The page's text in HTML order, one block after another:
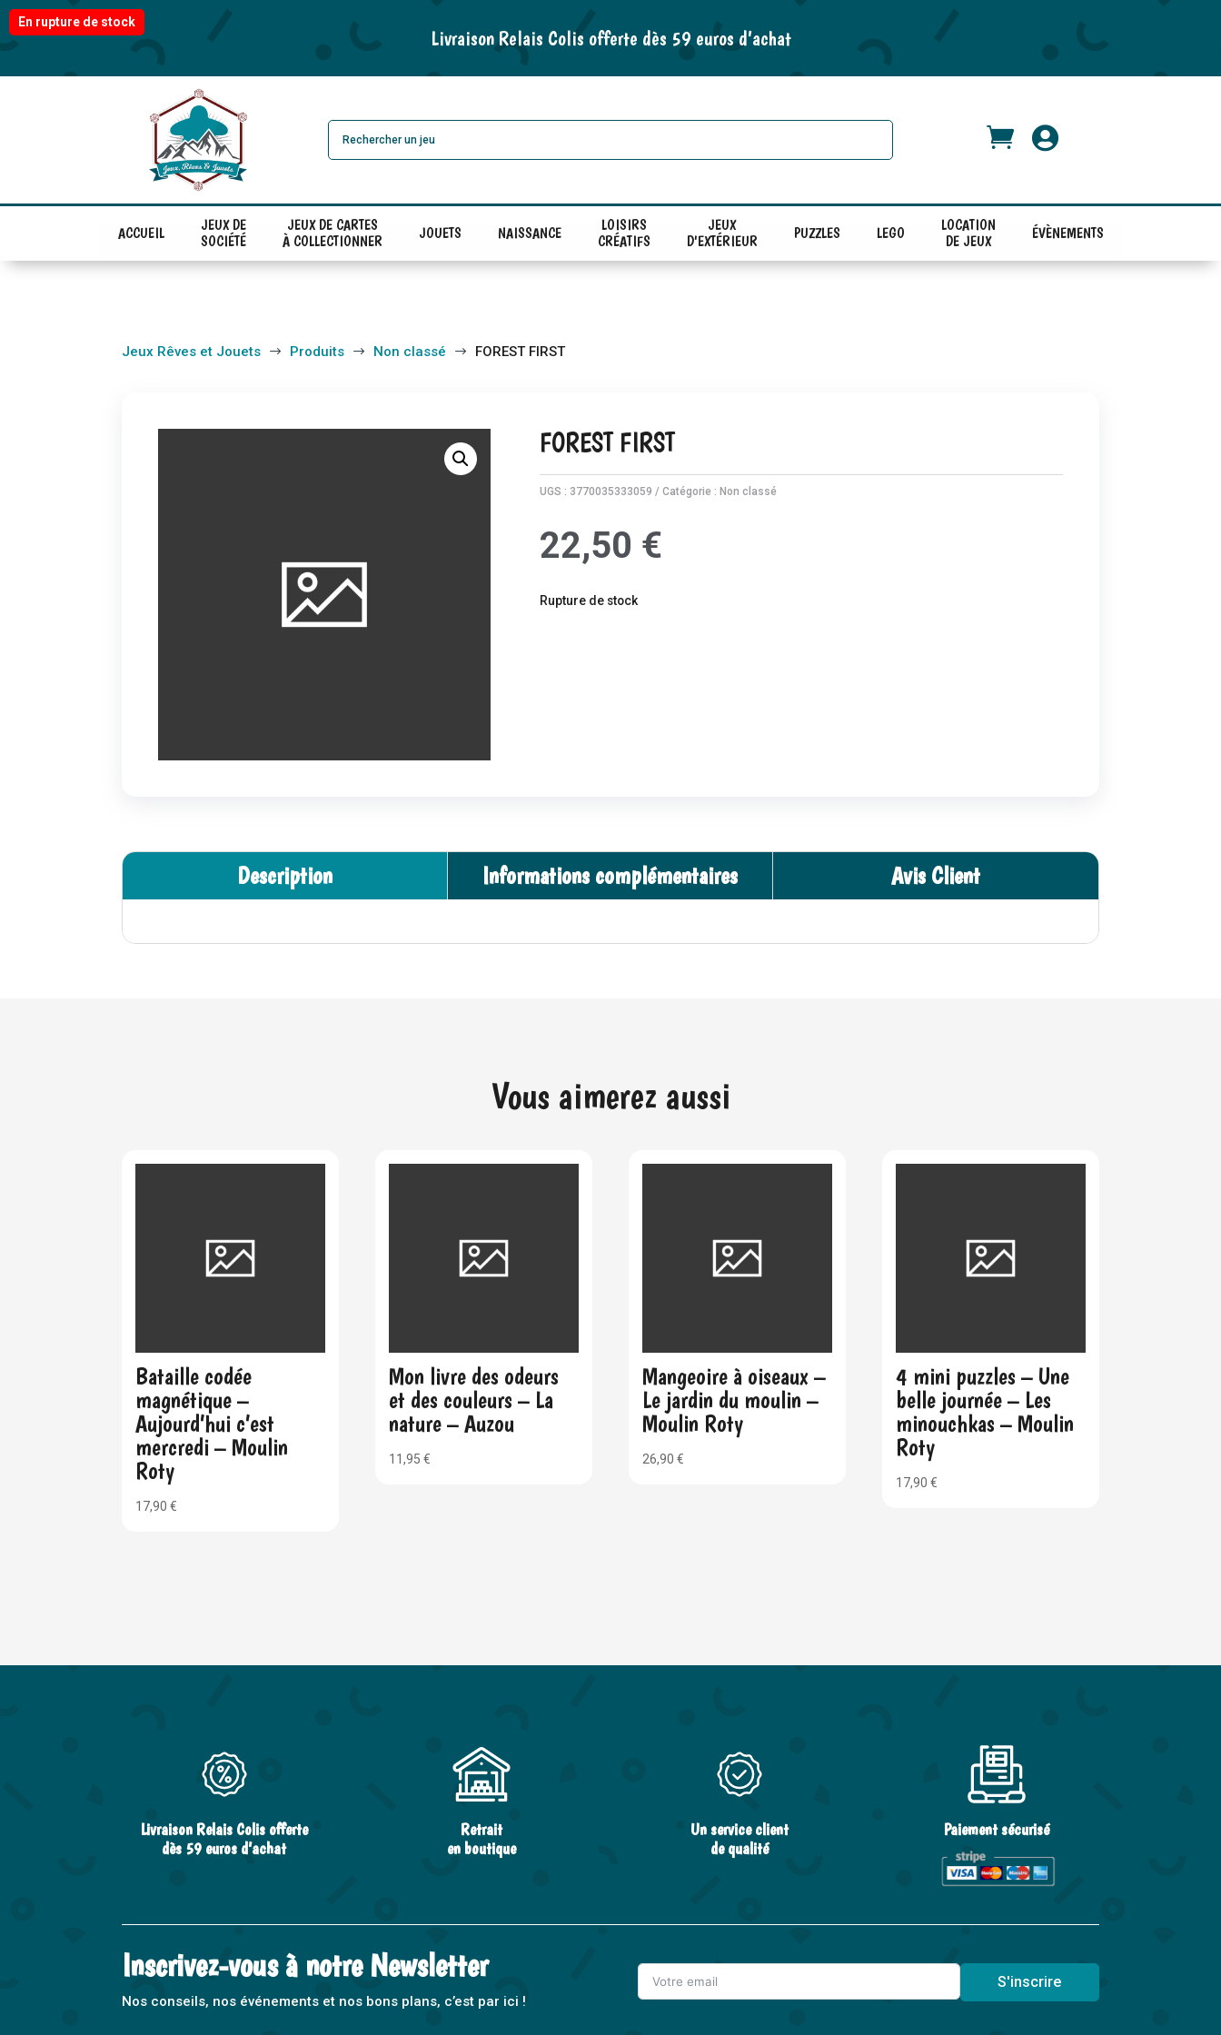
Livraison Relais Colis offerte dès 59 euros d’achat
 
ACCUEIL
JEUX DE
SOCIÉTÉ
JEUX DE CARTES
À COLLECTIONNER
JOUETS NAISSANCE
LOISIRS
CRÉATIFS
JEUX
D'EXTÉRIEUR
PUZZLES LEGO
LOCATION
DE JEUX
ÉVÈNEMENTS
En rupture de stock
Jeux Rêves et Jouets $ Produits $ Non classé $ FOREST FIRST
FOREST FIRST
UGS : 3770035333059 Catégorie : Non classé
22,50 €
Rupture de stock
Description Informations complémentaires Avis Client
Vous aimerez aussi
Bataille codée
magnétique –
Aujourd’hui c’est
mercredi – Moulin
Roty
17,90€
Mon livre des odeurs
et des couleurs – La
nature – Auzou
11,95€
Mangeoire à oiseaux –
Le jardin du moulin –
Moulin Roty
26,90€
4 mini puzzles – Une
belle journée – Les
minouchkas – Moulin
Roty
17,90€
Livraison Relais Colis offerte
dès 59 euros d’achat
Retrait
en boutique
Un service client
de qualité
Paiement sécurisé
Inscrivez-vous à notre Newsletter
Nos conseils, nos événements et nos bons plans, c’est par ici !
S'inscrire